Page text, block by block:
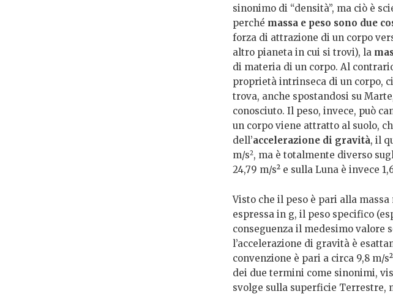
sinonimo di “densità”, ma ciò è
perché massa e peso sono due
forza di attrazione di un corpo
altro pianeta in cui si trovi), la
di materia di un corpo. Al
proprietà intrinseca di un corpo,
trova, anche spostandosi su
conosciuto. Il peso, invece, può
un corpo viene attratto al suolo,
dell’accelerazione di gravità, il
m/s2, ma è totalmente diverso
24,79 m/s² e sulla Luna è invece
Visto che il peso è pari alla
espressa in g, il peso specifico
conseguenza il medesimo valore
l’accelerazione di gravità è
convenzione è pari a circa 9,8m/
dei due termini come sinonimi,
svolge sulla superficie Terrestre,